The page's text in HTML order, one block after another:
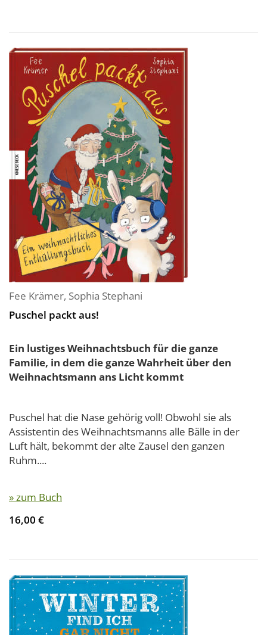
Fee Krämer, Sophia Stephani
Puschel packt aus!
Ein lustiges Weihnachtsbuch für die ganze
Familie, in dem die ganze Wahrheit über den
Weihnachtsmann ans Licht kommt
Puschel hat die Nase gehörig voll! Obwohl sie als
Assistentin des Weihnachtsmanns alle Bälle in der
Luft hält, bekommt der alte Zausel den ganzen
Ruhm....
» zum Buch
16,00 €